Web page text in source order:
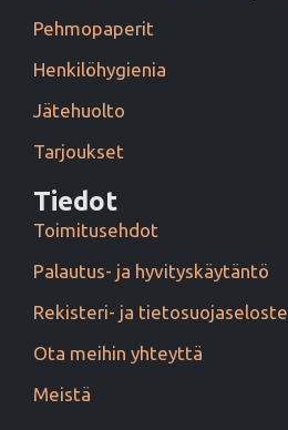
Pehmopaperit
Henkilöhygienia
Jätehuolto
Tarjoukset
Tiedot
Toimitusehdot
Palautus- ja hyvityskäytäntö
Rekisteri- ja tietosuojaseloste
Ota meihin yhteyttä
Meistä